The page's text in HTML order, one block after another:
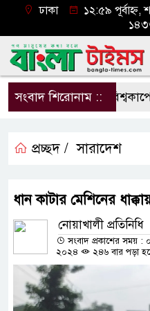
ঢাকা
১২:৫৯ পূর্বাহ্ন,
সংবাদ শিরোনাম ::বিশ্বকাপে
প্রচ্ছদ / সারাদেশ
ধান কাটার মেশিনের
নোয়াখালী প্রতিনিধি
সংবাদ প্রকাশের সময় :
২০২৪
২৪৬ বার পড়া